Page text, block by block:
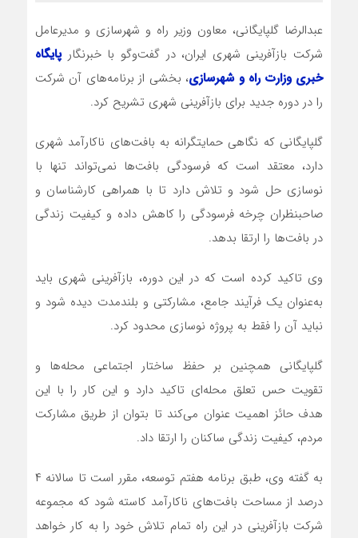
عبدالرضا گلپایگانی، معاون وزیر راه و شهرسازی و مدیرعامل
شرکت بازآفرینی شهری ایران، در گفت‌وگو با خبرنگارپایگاه
خبری وزارت راه و شهرسازی، بخشی از برنامه‌های آن شرکت
را در دوره جدید برای بازآفرینی شهری تشریح کرد.
گلپایگانی که نگاهی حمایتگرانه به بافت‌های ناکارآمد شهری
دارد، معتقد است که فرسودگی بافت‌ها نمی‌تواند تنها با
نوسازی حل شود و تلاش دارد تا با همراهی کارشناسان و
صاحبنظران چرخه فرسودگی را کاهش داده و کیفیت زندگی
در بافت‌ها را ارتقا بدهد.
وی تاکید کرده است که در این دوره، بازآفرینی شهری باید
به‌عنوان یک فرآیند جامع، مشارکتی و بلندمدت دیده شود و
نباید آن را فقط به پروژه نوسازی محدود کرد.
گلپایگانی همچنین بر حفظ ساختار اجتماعی محله‌ها و
تقویت حس تعلق محله‌ای تاکید دارد و این کار را با این
هدف حائز اهمیت عنوان می‌کند تا بتوان از طریق مشارکت
مردم، کیفیت زندگی ساکنان را ارتقا داد.
به گفته وی، طبق برنامه هفتم توسعه، مقرر است تا سالانه ۴
درصد از مساحت بافت‌های ناکارآمد کاسته شود که مجموعه
شرکت بازآفرینی در این راه تمام تلاش خود را به کار خواهد